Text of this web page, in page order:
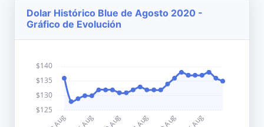
Dolar Histórico Blue de Agosto 2020 -
Gráfico de Evolución